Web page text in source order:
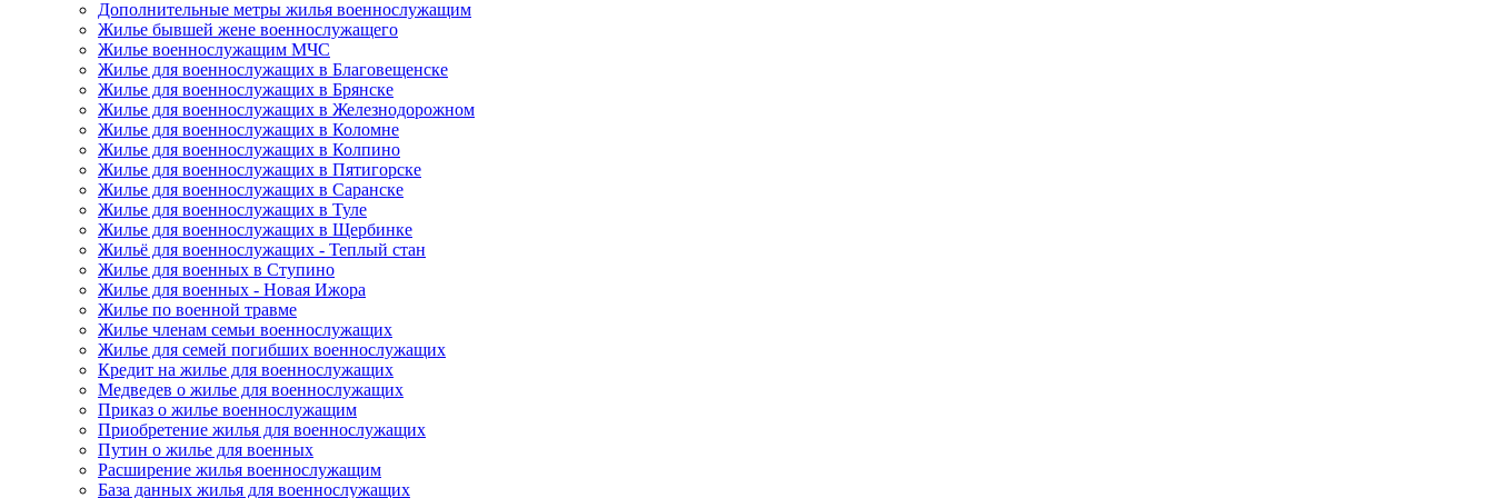
Дополнительные метры жилья военнослужащим
Жилье бывшей жене военнослужащего
Жилье военнослужащим МЧС
Жилье для военнослужащих в Благовещенске
Жилье для военнослужащих в Брянске
Жилье для военнослужащих в Железнодорожном
Жилье для военнослужащих в Коломне
Жилье для военнослужащих в Колпино
Жилье для военнослужащих в Пятигорске
Жилье для военнослужащих в Саранске
Жилье для военнослужащих в Туле
Жилье для военнослужащих в Щербинке
Жильё для военнослужащих - Теплый стан
Жилье для военных в Ступино
Жилье для военных - Новая Ижора
Жилье по военной травме
Жилье членам семьи военнослужащих
Жилье для семей погибших военнослужащих
Кредит на жилье для военнослужащих
Медведев о жилье для военнослужащих
Приказ о жилье военнослужащим
Приобретение жилья для военнослужащих
Путин о жилье для военных
Расширение жилья военнослужащим
База данных жилья для военнослужащих